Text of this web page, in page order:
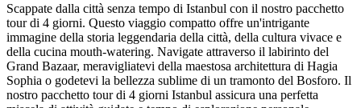
Scappate dalla città senza tempo di Istanbul con il nostro pacchetto
tour di 4 giorni. Questo viaggio compatto offre un'intrigante
immagine della storia leggendaria della città, della cultura vivace e
della cucina mouth-watering. Navigate attraverso il labirinto del
Grand Bazaar, meravigliatevi della maestosa architettura di Hagia
Sophia o godetevi la bellezza sublime di un tramonto del Bosforo. Il
nostro pacchetto tour di 4 giorni Istanbul assicura una perfetta